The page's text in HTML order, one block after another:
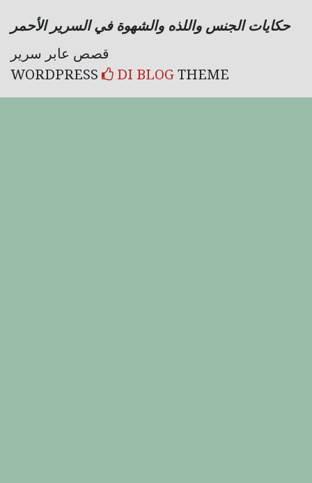
حكايات الجنس واللذه والشهوة في السرير الأحمر
WORDPRESS
DI BLOGTHEME